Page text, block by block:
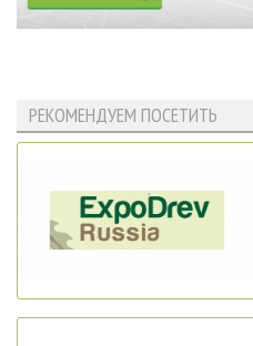
РЕКОМЕНДУЕМ ПОСЕТИТЬ